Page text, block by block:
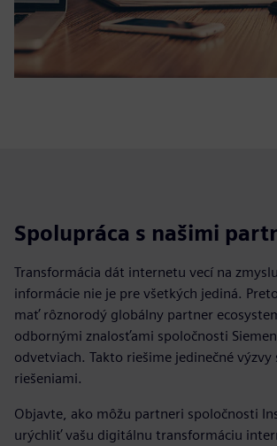
Spolupráca s našimi
Transformácia dát internetu vecí na
informácie nie je pre všetkých jediná.
mať rôznorodý globálny partner
odbornými znalosťami spoločnosti
odvetviach. Takto riešime jedinečné výzvy
riešeniami.
Objavte, ako môžu partneri spoločnosti
urýchliť vašu digitálnu transformáciu